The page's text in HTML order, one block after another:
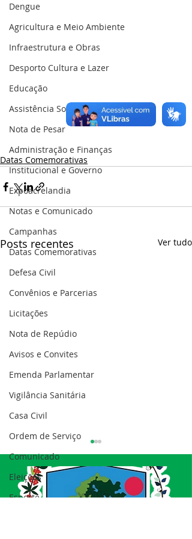
Dengue
Agricultura e Meio Ambiente
Infraestrutura e Obras
Desporto Cultura e Lazer
Educação
Assistência Social
Nota de Pesar
Administração e Finanças
Institucional e Governo
Expoacrelandia
Notas e Comunicado
Campanhas
Datas Comemorativas
Defesa Civil
Convênios e Parcerias
Licitações
Nota de Repúdio
Avisos e Convites
Emenda Parlamentar
Vigilância Sanitária
Casa Civil
Ordem de Serviço
Comunicado
Eleições
Esporte
Datas Comemorativas
Posts recentes Ver tudo